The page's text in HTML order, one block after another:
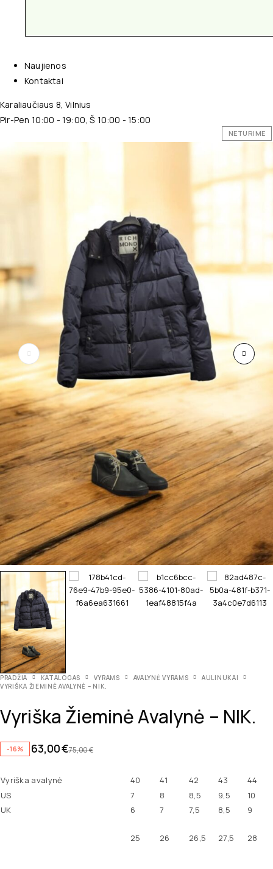
Naujienos
Kontaktai
Karaliaučiaus 8, Vilnius
Pir-Pen 10:00 - 19:00, Š 10:00 - 15:00
NETURIME
PRADŽIA KATALOGAS VYRAMS AVALYNĖ VYRAMS
AULINUKAI
VYRIŠKA ŽIEMINĖ AVALYNĖ – NIK.
Vyriška Žieminė Avalynė – NIK.
-16% 75,00€
63,00€
Vyriška avalynė 40 41 42 43
44
US
7 8 8,5 9,5
10
UK
6 7 7,5 8,5 9
25 26 26,5 27,5 28